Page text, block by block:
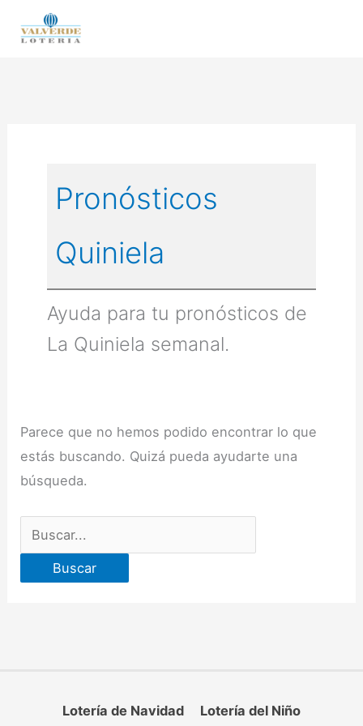
Pronósticos
Quiniela
Ayuda para tu pronósticos de
La Quiniela semanal.
Parece que no hemos podido encontrar lo que
estás buscando. Quizá pueda ayudarte una
búsqueda.
Buscar
por:
Lotería de Navidad Lotería del Niño